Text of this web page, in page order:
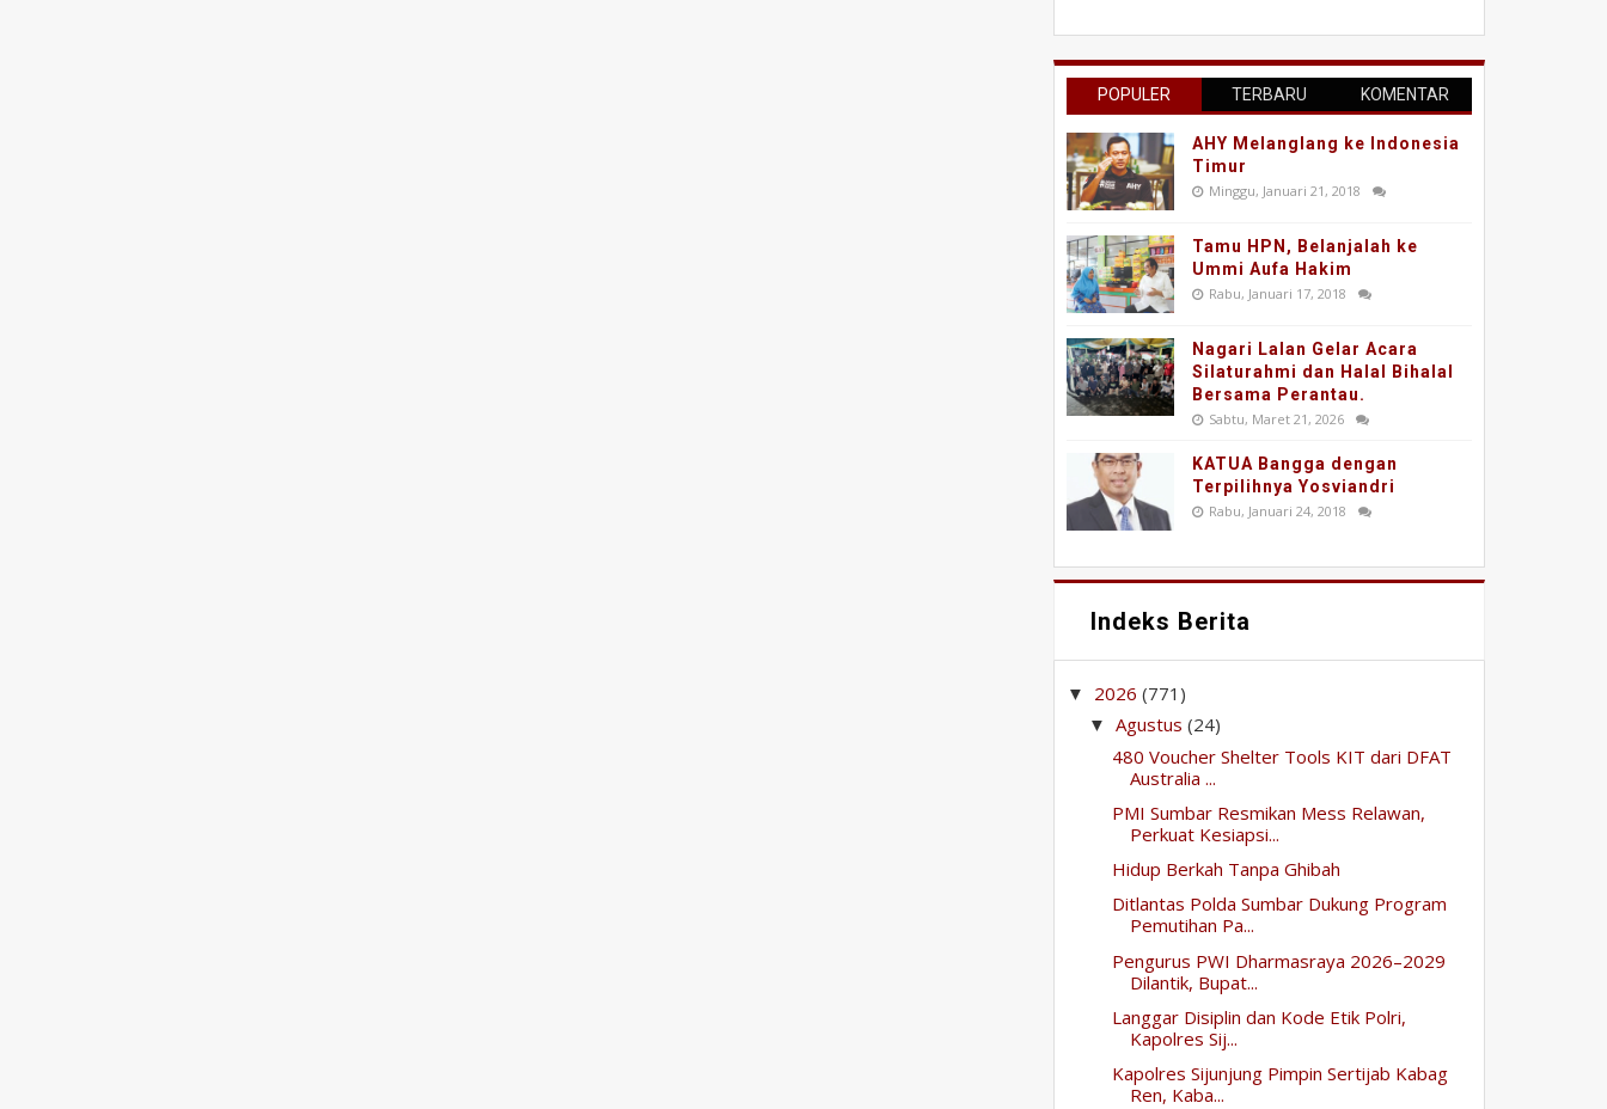
POPULER TERBARU KOMENTAR
AHY Melanglang ke Indonesia
Timur
Minggu, Januari 21, 2018
Tamu HPN, Belanjalah ke
Ummi Aufa Hakim
Rabu, Januari 17, 2018
Nagari Lalan Gelar Acara
Silaturahmi dan Halal Bihalal
Bersama Perantau.
Sabtu, Maret 21, 2026
KATUA Bangga dengan
Terpilihnya Yosviandri
Rabu, Januari 24, 2018
Indeks Berita
▼ 2026(771)
▼Agustus(24)
480 Voucher Shelter Tools KIT dari DFAT
Australia ...
PMI Sumbar Resmikan Mess Relawan,
Perkuat Kesiapsi...
Hidup Berkah Tanpa Ghibah
Ditlantas Polda Sumbar Dukung Program
Pemutihan Pa...
Pengurus PWI Dharmasraya 2026–2029
Dilantik, Bupat...
Langgar Disiplin dan Kode Etik Polri,
Kapolres Sij...
Kapolres Sijunjung Pimpin Sertijab Kabag
Ren, Kaba...